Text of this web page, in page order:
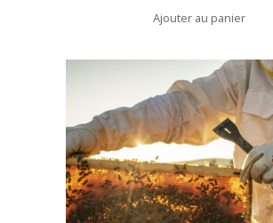
Ajouter au panier